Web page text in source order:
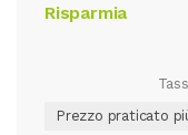
Risparmia
Prezzo praticato